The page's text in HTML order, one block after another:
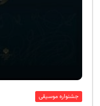
جشنواره موسیقی